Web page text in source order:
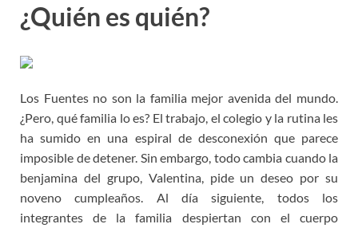
¿Quién es quién?
Los Fuentes no son la familia mejor avenida del mundo.
¿Pero, qué familia lo es? El trabajo, el colegio y la rutina les
ha sumido en una espiral de desconexión que parece
imposible de detener. Sin embargo, todo cambia cuando la
benjamina del grupo, Valentina, pide un deseo por su
noveno cumpleaños. Al día siguiente, todos los
integrantes de la familia despiertan con el cuerpo